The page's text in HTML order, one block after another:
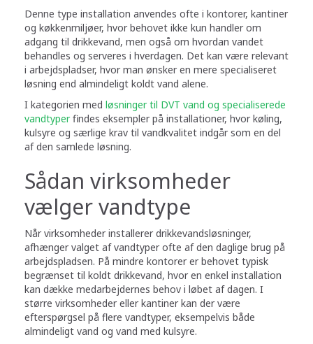
Denne type installation anvendes ofte i kontorer, kantiner
og køkkenmiljøer, hvor behovet ikke kun handler om
adgang til drikkevand, men også om hvordan vandet
behandles og serveres i hverdagen. Det kan være relevant
i arbejdspladser, hvor man ønsker en mere specialiseret
løsning end almindeligt koldt vand alene.
I kategorien med løsninger til DVT vand og specialiserede
vandtyperfindes eksempler på installationer, hvor køling,
kulsyre og særlige krav til vandkvalitet indgår som en del
af den samlede løsning.
Sådan virksomheder
vælger vandtype
Når virksomheder installerer drikkevandsløsninger,
afhænger valget af vandtyper ofte af den daglige brug på
arbejdspladsen. På mindre kontorer er behovet typisk
begrænset til koldt drikkevand, hvor en enkel installation
kan dække medarbejdernes behov i løbet af dagen. I
større virksomheder eller kantiner kan der være
efterspørgsel på flere vandtyper, eksempelvis både
almindeligt vand og vand med kulsyre.